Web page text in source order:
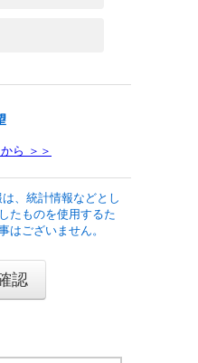
ら ＞＞
、統計情報などとし
たものを使用するた
はございません。